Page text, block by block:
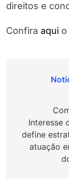
direitos e
Confira aqui
Post
Interesse
define
atuação